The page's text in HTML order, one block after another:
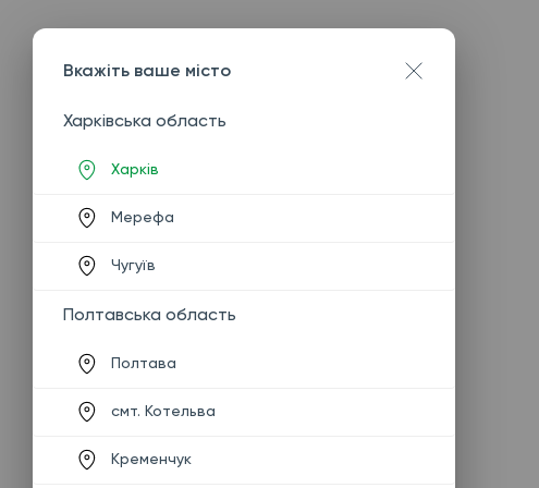
Вкажіть ваше місто
Харківська область
Харків
Мерефа
Чугуїв
Полтавська область
Полтава
смт. Котельва
Кременчук